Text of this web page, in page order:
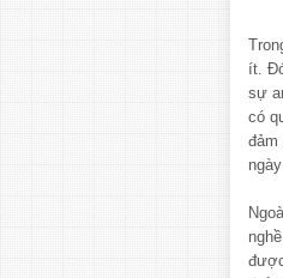
ít.
sự
có
đảm